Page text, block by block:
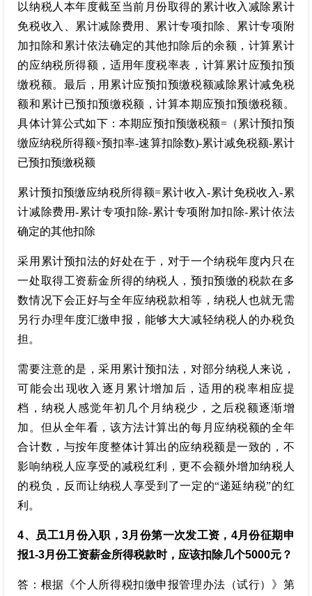
以纳税人本年度截至当前月份取得的累计收入减除累计
免税收入、累计减除费用、累计专项扣除、累计专项附
加扣除和累计依法确定的其他扣除后的余额，计算累计
的应纳税所得额，适用年度税率表，计算累计应预扣预
缴税额。最后，用累计应预扣预缴税额减除累计减免税
额和累计已预扣预缴税额，计算本期应预扣预缴税额。
具体计算公式如下：本期应预扣预缴税额=（累计预扣预
缴应纳税所得额×预扣率-速算扣除数)-累计减免税额-累计
已预扣预缴税额
累计预扣预缴应纳税所得额=累计收入-累计免税收入-累
计减除费用-累计专项扣除-累计专项附加扣除-累计依法
确定的其他扣除
采用累计预扣法的好处在于，对于一个纳税年度内只在
一处取得工资薪金所得的纳税人，预扣预缴的税款在多
数情况下会正好与全年应纳税款相等，纳税人也就无需
另行办理年度汇缴申报，能够大大减轻纳税人的办税负
担。
需要注意的是，采用累计预扣法，对部分纳税人来说，
可能会出现收入逐月累计增加后，适用的税率相应提
档，纳税人感觉年初几个月纳税少，之后税额逐渐增
加。但从全年看，该方法计算出的每月应纳税额的全年
合计数，与按年度整体计算出的应纳税额是一致的，不
影响纳税人应享受的减税红利，更不会额外增加纳税人
的税负，反而让纳税人享受到了一定的“递延纳税”的红
利。
4、员工1月份入职，3月份第一次发工资，4月份征期申
报1-3月份工资薪金所得税款时，应该扣除几个5000元？
答：根据《个人所得税扣缴申报管理办法（试行）》第